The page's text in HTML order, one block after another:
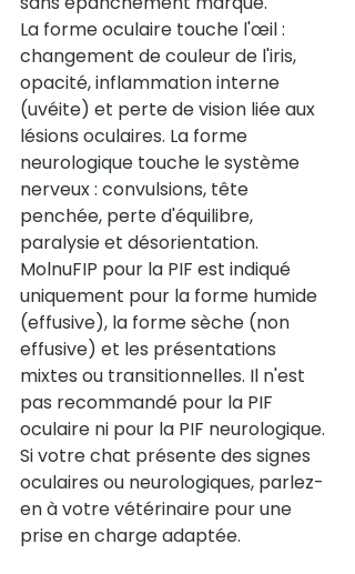
La forme oculaire touche l'œil :
changement de couleur de l'iris,
opacité, inflammation interne
(uvéite) et perte de vision liée aux
lésions oculaires. La forme
neurologique touche le système
nerveux : convulsions, tête
penchée, perte d'équilibre,
paralysie et désorientation.
MolnuFIP pour la PIF est indiqué
uniquement pour la forme humide
(effusive), la forme sèche (non
effusive) et les présentations
mixtes ou transitionnelles. Il n'est
pas recommandé pour la PIF
oculaire ni pour la PIF neurologique.
Si votre chat présente des signes
oculaires ou neurologiques, parlez-
en à votre vétérinaire pour une
prise en charge adaptée.